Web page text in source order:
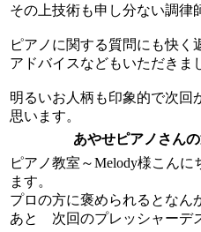
その上技術も申し分ない調律
ピアノに関する質問にも快く
アドバイスなどもいただきま
明るいお人柄も印象的で次回
思います。
あやせピアノさん
ピアノ教室～Melody様こん
ます。
プロの方に褒められるとな
あと 次回のプレッシャーデ